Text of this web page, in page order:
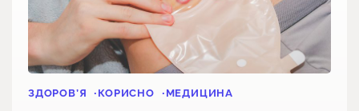
ЗДОРОВ’Я КОРИСНО МЕДИЦИНА